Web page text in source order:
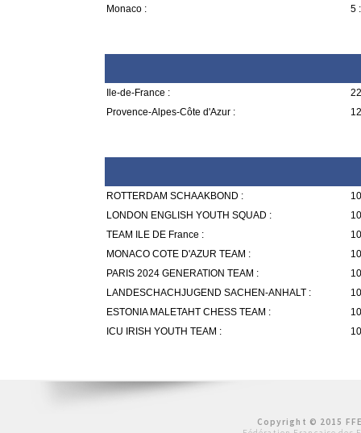
Monaco :
5 :
Ile-de-France :
Provence-Alpes-Côte d'Azur :
ROTTERDAM SCHAAKBOND :
LONDON ENGLISH YOUTH SQUAD :
TEAM ILE DE France :
MONACO COTE D'AZUR TEAM :
PARIS 2024 GENERATION TEAM :
LANDESCHACHJUGEND SACHEN-ANHALT :
ESTONIA MALETAHT CHESS TEAM :
ICU IRISH YOUTH TEAM :
Copyright © 2015